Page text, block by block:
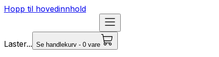
Hopp til hovedinnhold
Laster... Se handlekurv - 0 vare